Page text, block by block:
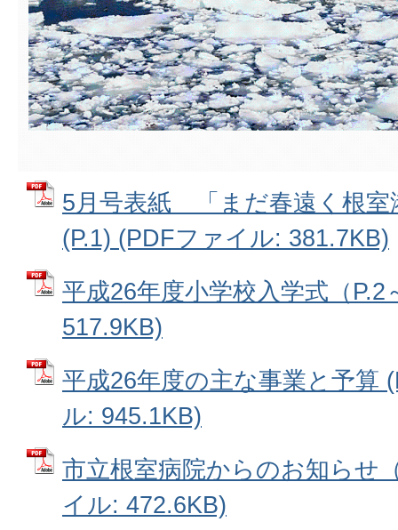
5月号表紙 「まだ春遠く根室
(P.1) (PDFファイル: 381.7KB)
平成26年度小学校入学式（
517.9KB)
平成26年度の主な事業と予算
ル: 945.1KB)
市立根室病院からのお知らせ
イル: 472.6KB)